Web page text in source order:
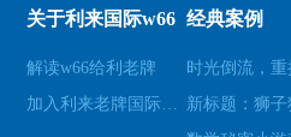
关于利来国际w66
解读w66给利老牌
经典案例